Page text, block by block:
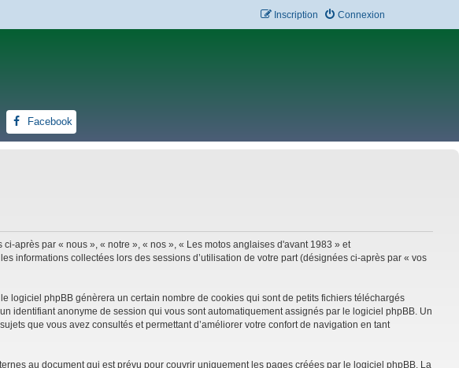
Connexion
Inscription
Facebook
après par « nous », « notre », « nos », « Les motos anglaises d'avant 1983 » et
informations collectées lors des sessions d’utilisation de votre part (désignées ci-après par « vos
logiciel phpBB génèrera un certain nombre de cookies qui sont de petits fichiers téléchargés
identifiant anonyme de session qui vous sont automatiquement assignés par le logiciel phpBB. Un
que vous avez consultés et permettant d’améliorer votre confort de navigation en tant
au document qui est prévu pour couvrir uniquement les pages créées par le logiciel phpBB. La